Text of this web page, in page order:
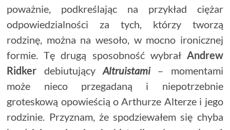
poważnie, podkreślając na przykład ciężar
odpowiedzialności za tych, którzy tworzą
rodzinę, można na wesoło, w mocno ironicznej
formie. Tę drugą sposobność wybrał Andrew
Ridker debiutujący Altruistami – momentami
może nieco przegadaną i niepotrzebnie
groteskową opowieścią o Arthurze Alterze i jego
rodzinie. Przyznam, że spodziewałem się chyba